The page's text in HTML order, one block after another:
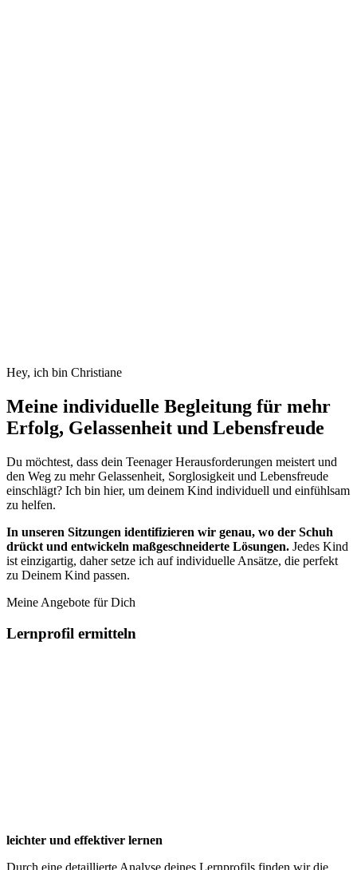
Hey, ich bin Christiane
Meine individuelle Begleitung für mehr
Erfolg, Gelassenheit und Lebensfreude
Du möchtest, dass dein Teenager Herausforderungen meistert und
den Weg zu mehr Gelassenheit, Sorglosigkeit und Lebensfreude
einschlägt? Ich bin hier, um deinem Kind individuell und einfühlsam
zu helfen.
In unseren Sitzungen identifizieren wir genau, wo der Schuh
drückt und entwickeln maßgeschneiderte Lösungen. Jedes Kind
ist einzigartig, daher setze ich auf individuelle Ansätze, die perfekt
zu Deinem Kind passen.
Meine Angebote für Dich
Lernprofil ermitteln
leichter und effektiver lernen
Durch eine detaillierte Analyse deines Lernprofils finden wir die